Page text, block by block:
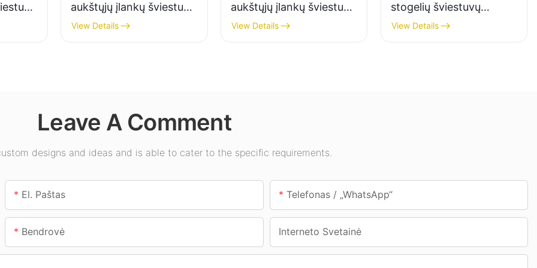
aukštųjų įlankų šviestuvų
tiekėjas pramonės
įmonėms, sandėliams ir
View Details
aukštųjų įlankų šviestuvų
tiekėjas, skirtas vidaus
apšvietimui parodų
View Details
stogelių šviestuvų
tiekėjas vidaus erdvėms,
tokioms kaip degalinės ir
View Details
Leave A Comment
designs and ideas and is able to cater to the specific requirements.
El. Paštas Telefonas / „WhatsApp“
Bendrovė Interneto Svetainė